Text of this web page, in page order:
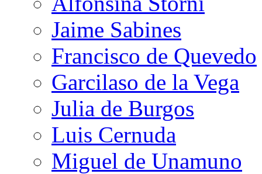
Jaime Sabines
Francisco de Quevedo
Garcilaso de la Vega
Julia de Burgos
Luis Cernuda
Miguel de Unamuno